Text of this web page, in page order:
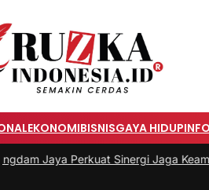
EKONOMIBISNISGAYA HIDUP
Sinergi Jaga Keamanan